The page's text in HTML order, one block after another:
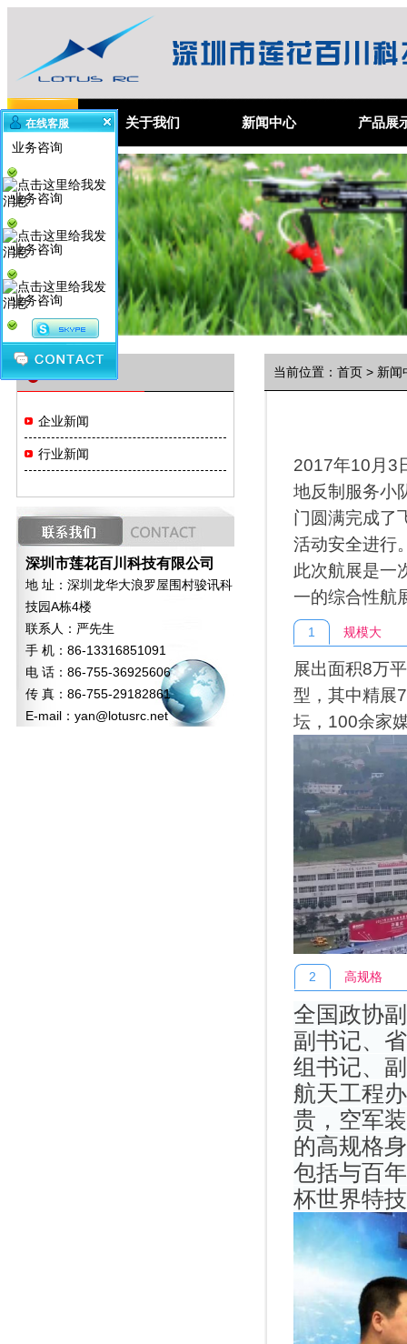
首 页 关于我们 新闻中心 产品展
资讯分类
企业新闻
行业新闻
深圳市莲花百川科技有限公司
地 址：深圳龙华大浪罗屋围村骏讯科
技园A栋4楼
联系人：严先生
手 机：86-13316851091
电 话：86-755-36925606
传 真：86-755-29182861
E-mail： yan@lotusrc.net
当前位置： 首页 > 新闻
2017年10月3
地反制服务小
门圆满完成了
活动安全进行
此次航展是一
一的综合性航
1 规模大
展出面积8万
型，其中精展
坛，100余家
2 高规格
全国政协
副书记、
组书记、
航天工程
贵，空军
的高规格
包括与百
杯世界特
在线客服
业务咨询
业务咨询
业务咨询
业务咨询